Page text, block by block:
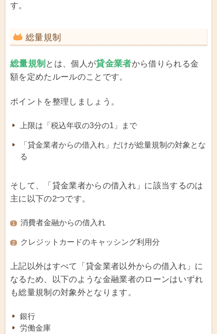
す。
総量規制
総量規制 とは、個人が貸金業者から借りられる金
額を定めたルールのことです。
ポイントを整理しましょう。
上限は「税込年収の3分の1」まで
「貸金業者からの借入れ」だけが総量規制の対象とな
る
そして、「貸金業者からの借入れ」に該当するのは
主に以下の2つです。
1 消費者金融からの借入れ
2 クレジットカードのキャッシング利用分
上記以外はすべて「貸金業者以外からの借入れ」に
なるため、以下のような金融業者のローンはいずれ
も総量規制の対象外となります。
銀行
労働金庫